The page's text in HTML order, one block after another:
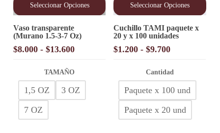
Seleccionar Opciones
producto
tiene
múltiples
variantes.
se
pueden
elegir
Vaso transparente
(Murano 1.5-3-7 Oz)
$8.000 - $13.600Rango
precios:
desde
$8.000
hasta
TAMAÑO
1,5 OZ
3 OZ
7 OZ
Seleccionar Opciones
producto
tiene
múltiples
variantes.
se
pueden
elegir
Cuchillo TAMI paquete x
20 y x 100 unidades
$1.200 - $9.700Rango
precios:
desde
$1.200
hasta
$9.700
Cantidad
Paquete x 100 und
Paquete x 20 und